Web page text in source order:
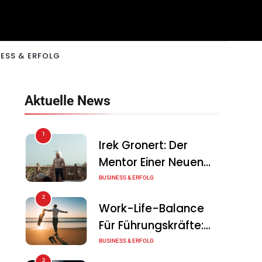
& ERFOLG
Aktuelle News
1
Irek Gronert: Der
Mentor Einer Neuen
Generation Von
BUSINESS & ERFOLG
2
Work-Life-Balance
Für Führungskräfte:
Illusion Oder Echte
BUSINESS & ERFOLG
3